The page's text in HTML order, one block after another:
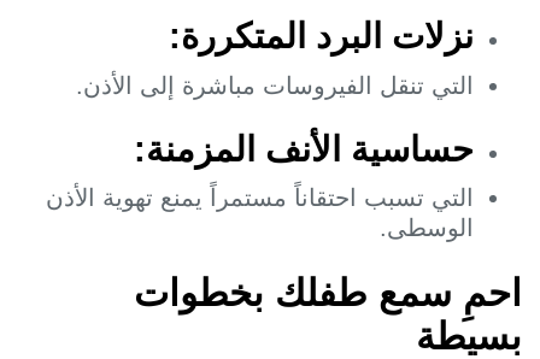
نزلات البرد المتكررة:
التي تنقل الفيروسات مباشرة إلى الأذن.
حساسية الأنف المزمنة:
التي تسبب احتقاناً مستمراً يمنع تهوية الأذن
الوسطى.
سمع طفلك بخطوات